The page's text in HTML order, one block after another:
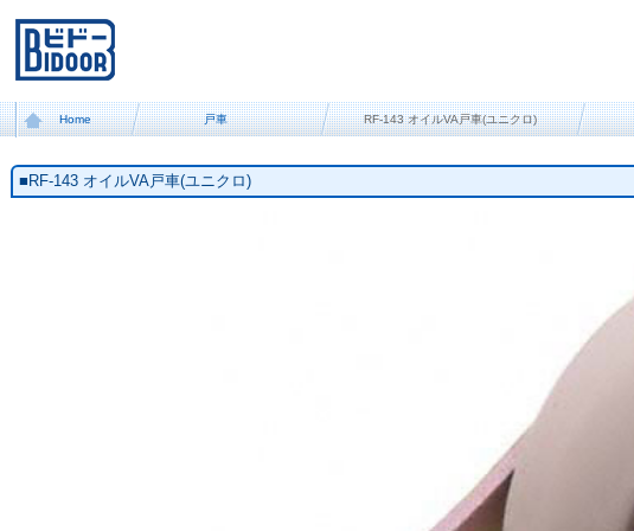
Home 戸車 RF-143 オイルVA戸車(ユニクロ)
■RF-143 オイルVA戸車(ユニクロ)